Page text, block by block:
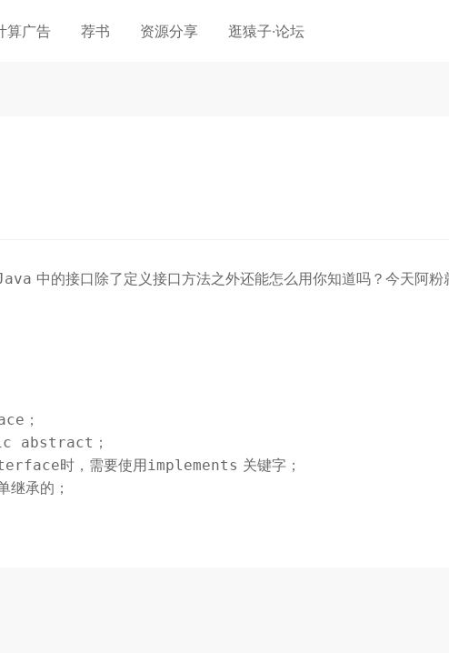
算广告 荐书 资源分享 逛猿子·论坛
中的接口除了定义接口方法之外还能怎么用你知道吗？今天阿
；
abstract ；
时，需要使用implements 关键字；
继承的；